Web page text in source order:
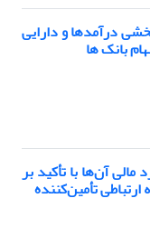
درآمدها و دارایی
بانک ها
آن‌ها با تأکید بر
تأمین‌کننده